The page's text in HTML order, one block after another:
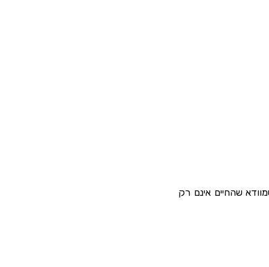
שהחיים אינם רק